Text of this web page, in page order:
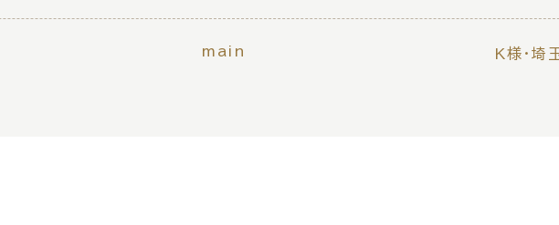
main K様・埼